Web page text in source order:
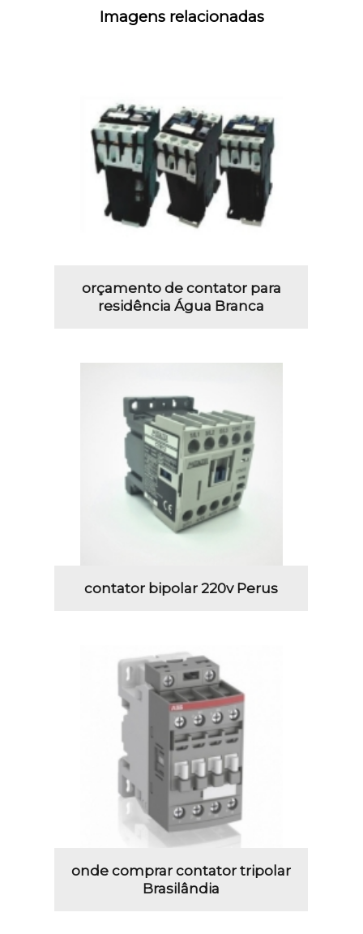
Imagens relacionadas
orçamento de contator para
residência Água Branca
contator bipolar 220v Perus
onde comprar contator tripolar
Brasilândia